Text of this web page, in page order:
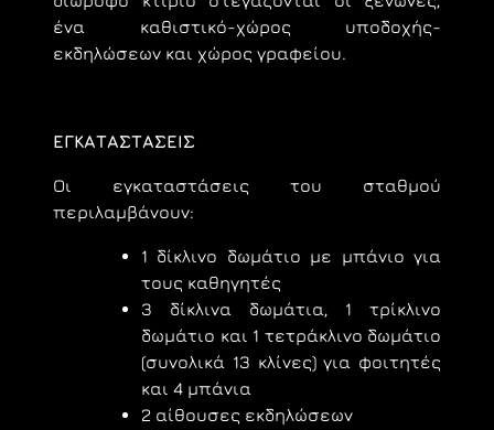
ένα καθιστικό-χώρος υποδοχής-
εκδηλώσεων και χώρος γραφείου.
ΕΓΚΑΤΑΣΤΑΣΕΙΣ
Οι εγκαταστάσεις του σταθμού
περιλαμβάνουν:
1 δίκλινο δωμάτιο με μπάνιο για
τους καθηγητές
3 δίκλινα δωμάτια, 1 τρίκλινο
δωμάτιο και 1 τετράκλινο δωμάτιο
(συνολικά 13 κλίνες) για φοιτητές
και 4 μπάνια
2 αίθουσες εκδηλώσεων